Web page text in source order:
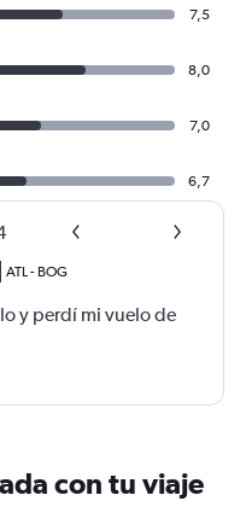
7,5
8,0
7,0
6,7
ATL- BOG
y perdí mi vuelo de
con tu viaje